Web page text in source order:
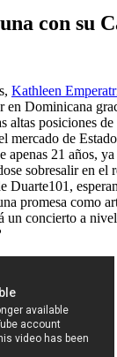
con su
Kathleen
en Dominicana
altas posiciones de
mercado de
apenas 21 años,
sobresalir en el
Duarte101,
promesa como
un concierto a